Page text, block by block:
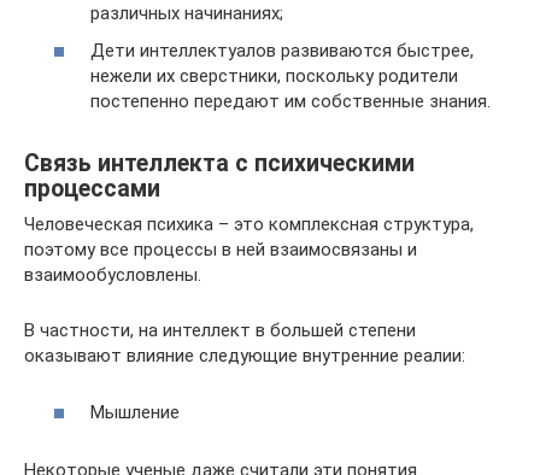
различных начинаниях;
Дети интеллектуалов развиваются быстрее,
нежели их сверстники, поскольку родители
постепенно передают им собственные знания.
Связь интеллекта с психическими
процессами
Человеческая психика – это комплексная структура,
поэтому все процессы в ней взаимосвязаны и
взаимообусловлены.
В частности, на интеллект в большей степени
оказывают влияние следующие внутренние реалии:
Мышление
Некоторые ученые даже считали эти понятия